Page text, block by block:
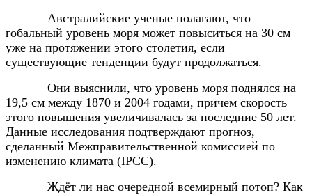
Австралийские ученые полагают, что
гобальный уровень моря может повыситься на 30 см
уже на протяжении этого столетия, если
существующие тенденции будут продолжаться.
Они выяснили, что уровень моря поднялся на
19,5 см между 1870 и 2004 годами, причем скорость
этого повышения увеличивалась за последние 50 лет.
Данные исследования подтверждают прогноз,
сделанный Межправительственной комиссией по
изменению климата (IPCC).
Ждёт ли нас очередной всемирный потоп? Как